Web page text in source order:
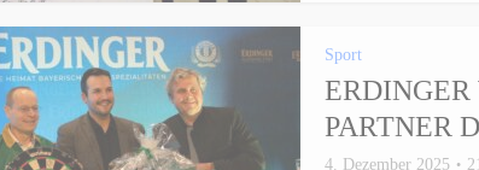
Sport
ERDINGER
ARTNER
4. Dezember 2025